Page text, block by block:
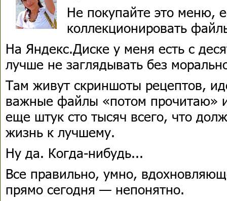
Не покупайте это меню,
коллекционировать
На Яндекс.Диске у меня есть с
лучше не заглядывать без
Там живут скриншоты рецептов,
важные файлы «потом прочитаю»
еще штук сто тысяч всего, что
жизнь к лучшему.
Ну да. Когда-нибудь...
Все правильно, умно,
прямо сегодня — непонятно.